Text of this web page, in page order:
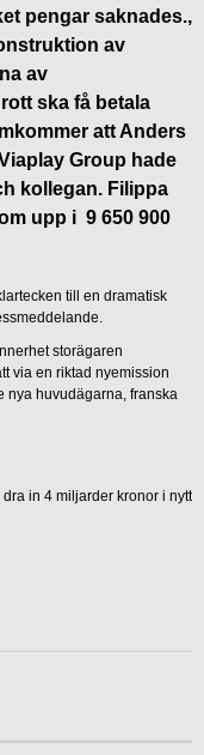
pengar saknades.,
av
av
ska få betala
att Anders
Group hade
kollegan. Filippa
upp i 9 650 900
till en dramatisk
storägaren
via en riktad nyemission
nya huvudägarna, franska
in 4 miljarder kronor i nytt